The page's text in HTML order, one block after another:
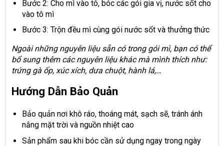
Bước 2: Cho mì vào tô, bóc các gói gia vị, nước sốt cho
vào tô mì
Bước 3: Trộn đều mì cùng gói nước sốt và thưởng thức
Ngoài những nguyên liệu sẵn có trong gói mì, bạn có thể
bổ sung thêm các nguyên liệu khác mà mình thích như:
trứng gà ốp, xúc xích, dưa chuột, hành lá,…
Hướng Dẫn Bảo Quản
Bảo quản nơi khô ráo, thoáng mát, sạch sẽ, tránh ánh
nắng mặt trời và nguồn nhiệt cao
Sản phẩm sau khi bóc cần sử dụng ngay trong ngày